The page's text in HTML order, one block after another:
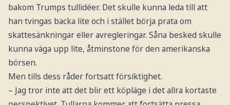
bakom Trumps tullidéer. Det skulle kunna leda till att
han tvingas backa lite och i stället börja prata om
skattesänkningar eller avregleringar. Såna besked skulle
kunna väga upp lite, åtminstone för den amerikanska
börsen.
Men tills dess råder fortsatt försiktighet.
– Jag tror inte att det blir ett köpläge i det allra kortaste